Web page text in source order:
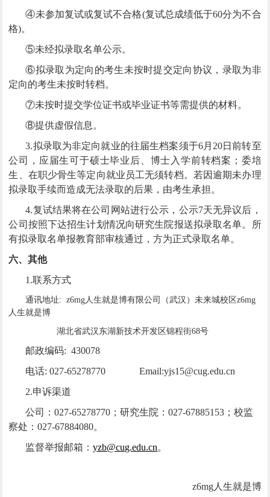
④未参加复试或复试不合格(复试总成绩低于60分为不合
格)。
⑤未经拟录取名单公示。
⑥拟录取为定向的考生未按时提交定向协议，录取为非
定向的考生未按时转档。
⑦未按时提交学位证书或毕业证书等需提供的材料。
⑧提供虚假信息。
3.拟录取为非定向就业的往届生档案须于6月20日前转至
公司，应届生可于硕士毕业后、博士入学前转档案；委培
生、在职少骨生等定向就业员工无须转档。若因逾期未办理
拟录取手续而造成无法录取的后果，由考生承担。
4.复试结果将在公司网站进行公示，公示7天无异议后，
公司按照下达招生计划情况向研究生院报送拟录取名单。所
有拟录取名单报教育部审核通过，方为正式录取名单。
六、其他
1.联系方式
通讯地址: z6mg人生就是博有限公司（武汉）未来城校区z6mg
人生就是博
湖北省武汉东湖新技术开发区锦程街68号
邮政编码:430078
电话: 027-65278770 Email:yjs15@cug.edu.cn
2.申诉渠道
公司：027-65278770 ；研究生院：027-67885153；校监
察处：027-67884080。
监督举报邮箱：yzb@cug.edu.cn。
z6mg人生就是博